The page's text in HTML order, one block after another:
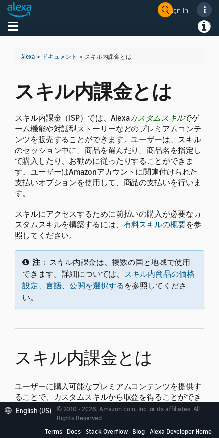
Sign In
Toggle navigation
Alexa > ドキュメント > スキル内課金とは
スキル内課金とは
スキル内課金（ISP）では、Alexaカスタムスキルでゲ
ーム機能や対話型ストーリーなどのプレミアムコンテ
ンツを販売することができます。ユーザーは、スキル
のセッション中に、商品を選んだり、商品名を指定し
て購入したり、お勧めに従ったりすることができま
す。ユーザーはAmazonアカウントに関連付けられた
支払いオプションを使用して、商品の支払いを行いま
す。
スキルにアクセスするために前払いの購入が必要なカ
スタムスキルを構築するには、 有料スキルの概要を参
照してください。
注： スキル内課金は、複数の国と地域で使用
できます。詳細については、 スキル内商品の価格
設定、言語、公開を選択する を参照してくださ
い。
スキル内課金とは
ユーザーに購入可能なプレミアムコンテンツを提供す
ることで、カスタムスキルから収益を得ることができ
ます。提供するどのコンテンツを無料にしてどのコン
テンツを購入対象とするかは、開発者が決定します。
スキルセッション中に、スキルエクスペリエンスを強
English (US)
© 2010 - 2026, Amazon.com, Inc. or its affiliates. All
Rights Reserved.
Terms
Docs Stack Overflow Blog Alexa Developer Home
Welcome! Ask the DevAssistant